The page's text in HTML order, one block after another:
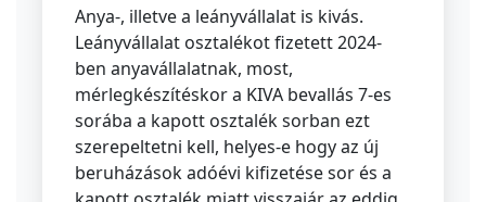
Anya-, illetve a leányvállalat is kivás.
Leányvállalat osztalékot fizetett 2024-
ben anyavállalatnak, most,
mérlegkészítéskor a KIVA bevallás 7-es
sorába a kapott osztalék sorban ezt
szerepeltetni kell, helyes-e hogy az új
beruházások adóévi kifizetése sor és a